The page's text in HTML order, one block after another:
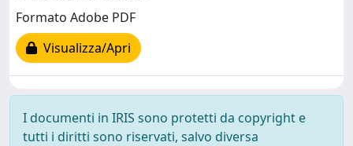
Formato Adobe PDF
Visualizza/Apri
I documenti in IRIS sono protetti da copyright e
tutti i diritti sono riservati, salvo diversa